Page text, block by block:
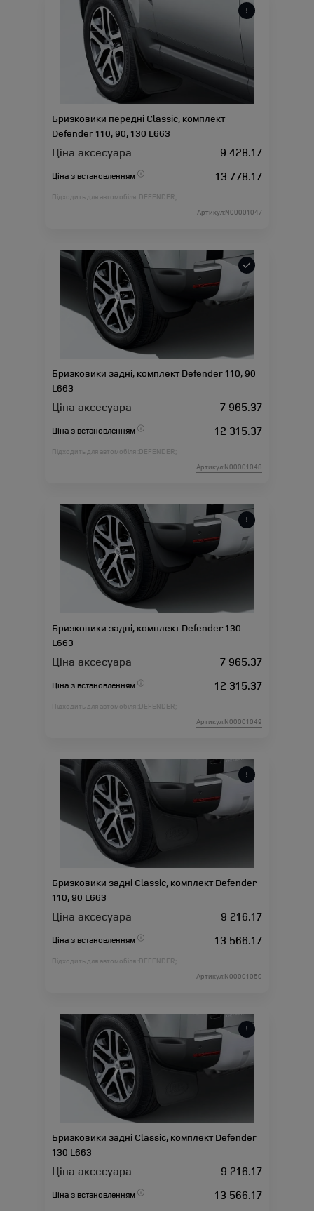
Бризковики передні Classic, комплект
Defender 110, 90, 130 L663
Ціна аксесуара 9 428.17
Ціна з встановленням 13 778.17
Підходить для автомобіля : DEFENDER;
Артикул:N00001047
Бризковики задні, комплект Defender 110, 90
L663
Ціна аксесуара 7 965.37
Ціна з встановленням 12 315.37
Підходить для автомобіля : DEFENDER;
Артикул:N00001048
Бризковики задні, комплект Defender 130
L663
Ціна аксесуара 7 965.37
Ціна з встановленням 12 315.37
Підходить для автомобіля : DEFENDER;
Артикул:N00001049
Бризковики задні Classic, комплект Defender
110, 90 L663
Ціна аксесуара 9 216.17
Ціна з встановленням 13 566.17
Підходить для автомобіля : DEFENDER;
Артикул:N00001050
Бризковики задні Classic, комплект Defender
130 L663
Ціна аксесуара 9 216.17
Ціна з встановленням 13 566.17